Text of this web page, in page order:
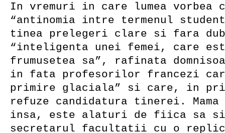
In vremuri in care lumea vorbea
“antinomia intre termenul
tinea prelegeri clare si fara
“inteligenta unei femei, care
frumusetea sa”, rafinata
in fata profesorilor francezi
primire glaciala” si care, in
refuze candidatura tinerei. Mama
insa, este alaturi de fiica sa
secretarul facultatii cu o